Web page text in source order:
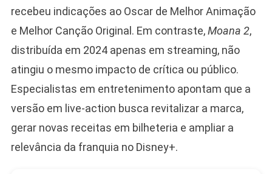
recebeu indicações ao Oscar de Melhor Animação
e Melhor Canção Original. Em contraste,Moana 2,
distribuída em 2024 apenas em streaming, não
atingiu o mesmo impacto de crítica ou público.
Especialistas em entretenimento apontam que a
versão em live-action busca revitalizar a marca,
gerar novas receitas em bilheteria e ampliar a
relevância da franquia no Disney+.